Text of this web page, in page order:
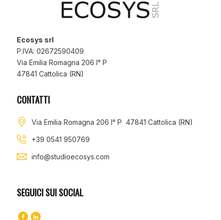
Ecosys srl
P.IVA: 02672590409
Via Emilia Romagna 206 I° P
47841 Cattolica (RN)
CONTATTI
Via Emilia Romagna 206 I° P 47841 Cattolica (RN)
+39 0541 950769
info@studioecosys.com
SEGUICI SUI SOCIAL